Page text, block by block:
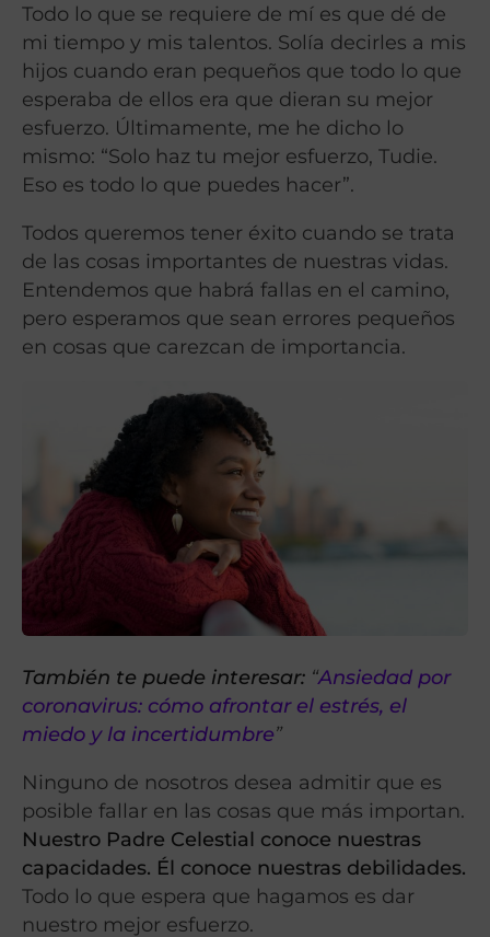
Todo lo que se requiere de mí es que dé de
mi tiempo y mis talentos. Solía ​​decirles a mis
hijos cuando eran pequeños que todo lo que
esperaba de ellos era que dieran su mejor
esfuerzo. Últimamente, me he dicho lo
mismo: “Solo haz tu mejor esfuerzo, Tudie.
Eso es todo lo que puedes hacer”.
Todos queremos tener éxito cuando se trata
de las cosas importantes de nuestras vidas.
Entendemos que habrá fallas en el camino,
pero esperamos que sean errores pequeños
en cosas que carezcan de importancia.
También te puede interesar: “Ansiedad por
coronavirus: cómo afrontar el estrés, el
miedo y la incertidumbre”
Ninguno de nosotros desea admitir que es
posible fallar en las cosas que más importan.
Nuestro Padre Celestial conoce nuestras
capacidades. Él conoce nuestras debilidades.
Todo lo que espera que hagamos es dar
nuestro mejor esfuerzo.